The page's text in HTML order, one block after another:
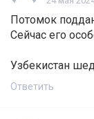
Потомок
Сейчас его
Узбекистан
Ответить